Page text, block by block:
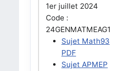
1er juillet 2024
Code :
24GENMATMEAG1
Sujet Math93
PDF
Sujet APMEP